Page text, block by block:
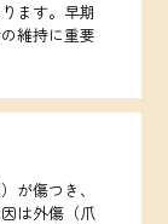
ます。早期
維持に重要
が傷つき、
は外傷（爪